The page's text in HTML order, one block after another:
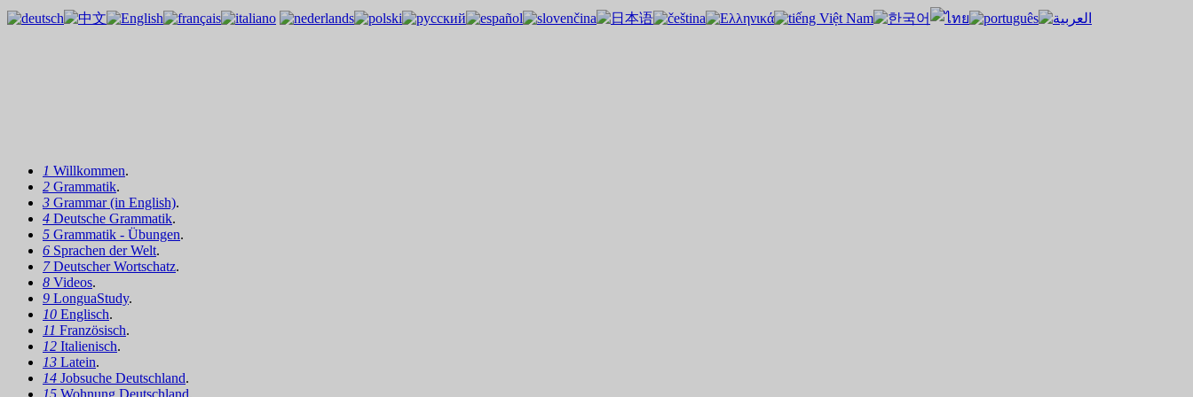
1 Willkommen.
2 Grammatik.
3 Grammar (in English).
4 Deutsche Grammatik.
5 Grammatik - Übungen.
6 Sprachen der Welt.
7Deutscher Wortschatz.
8 Videos.
9 LonguaStudy.
10 Englisch.
11 Französisch.
12 Italienisch.
13 Latein.
14 Jobsuche Deutschland.
15 Wohnung Deutschland.